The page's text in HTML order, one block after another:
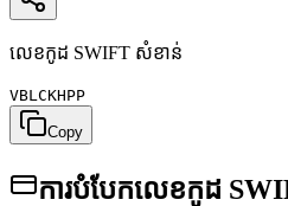
លេខកូដ SWIFT សំខាន់
VBLCKHPP
Copy
ការបំបែកលេខកូដ